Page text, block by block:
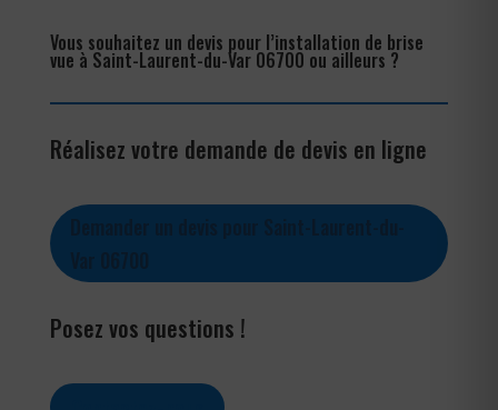
Vous souhaitez un devis pour l’installation de brise
vue à Saint-Laurent-du-Var 06700 ou ailleurs ?
Réalisez votre demande de devis en ligne
Posez vos questions !